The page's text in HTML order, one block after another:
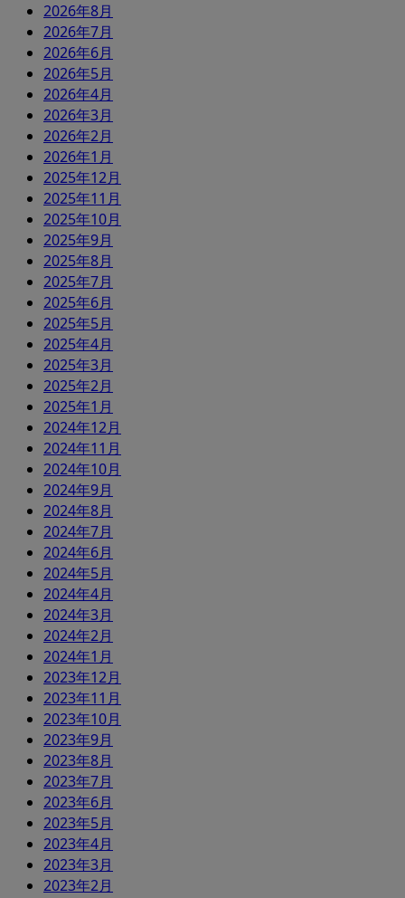
2026年8月
2026年7月
2026年6月
2026年5月
2026年4月
2026年3月
2026年2月
2026年1月
2025年12月
2025年11月
2025年10月
2025年9月
2025年8月
2025年7月
2025年6月
2025年5月
2025年4月
2025年3月
2025年2月
2025年1月
2024年12月
2024年11月
2024年10月
2024年9月
2024年8月
2024年7月
2024年6月
2024年5月
2024年4月
2024年3月
2024年2月
2024年1月
2023年12月
2023年11月
2023年10月
2023年9月
2023年8月
2023年7月
2023年6月
2023年5月
2023年4月
2023年3月
2023年2月